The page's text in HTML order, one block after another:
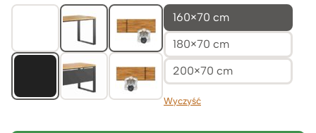
160×70 cm
180×70 cm
200×70 cm
Wyczyść